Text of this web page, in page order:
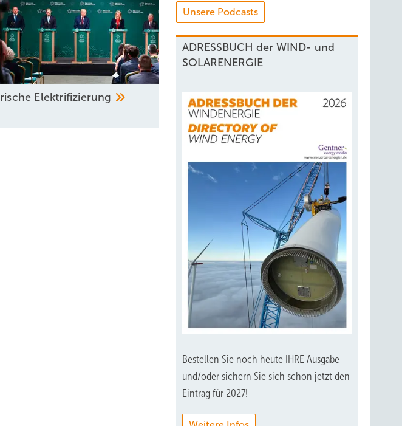
Irische Elektrifizierung
Unsere Podcasts
ADRESSBUCH der WIND- und
SOLARENERGIE
Bestellen Sie noch heute IHRE Ausgabe
und/oder sichern Sie sich schon jetzt den
Eintrag für 2027!